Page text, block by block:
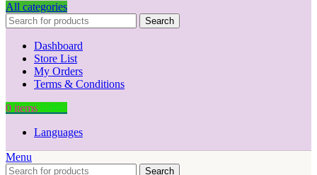
All categories
Search
Dashboard
Store List
My Orders
Terms & Conditions
0 items
Languages
Menu
Search